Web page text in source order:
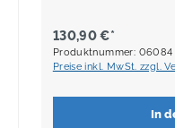
130,90 €*
Produktnummer: 06084
Preise inkl. MwSt. zzgl.
In